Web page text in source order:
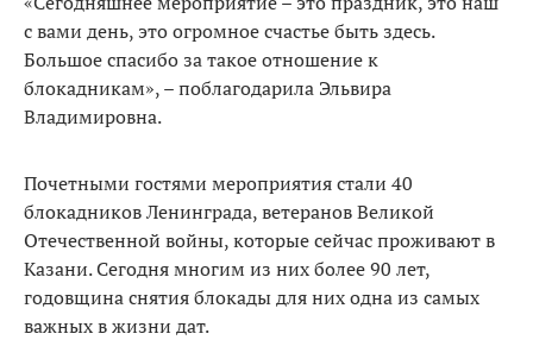
с вами день, это огромное счастье быть здесь.
Большое спасибо за такое отношение к
блокадникам», – поблагодарила Эльвира
Владимировна.
Почетными гостями мероприятия стали 40
блокадников Ленинграда, ветеранов Великой
Отечественной войны, которые сейчас проживают в
Казани. Сегодня многим из них более 90 лет,
годовщина снятия блокады для них одна из самых
важных в жизни дат.